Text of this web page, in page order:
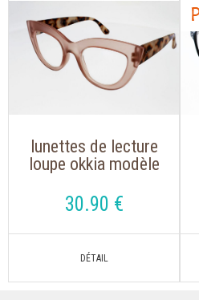
lunettes de lecture
loupe okkia modèle
écaille de forme
rétro
30.90 €